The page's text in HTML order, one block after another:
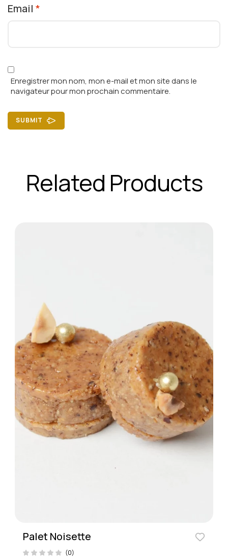
Email *
Enregistrer mon nom, mon e-mail et mon site dans le
navigateur pour mon prochain commentaire.
SUBMIT
Related Products
Palet Noisette
(0)